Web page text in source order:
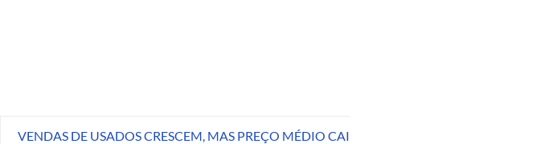
VENDAS DE USADOS CRESCEM, MAS PREÇO MÉDIO CAI